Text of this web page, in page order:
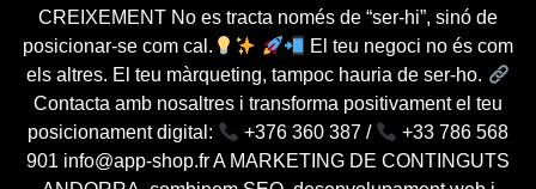
CREIXEMENT No es tracta només de “ser-hi”, sinó de
posicionar-se com cal.
El teu negoci no és com
els altres. El teu màrqueting, tampoc hauria de ser-ho.
Contacta amb nosaltres i transforma positivament el teu
posicionament digital:
+376 360 387 /
+33 786 568
901 info@app-shop.fr A MARKETING DE CONTINGUTS